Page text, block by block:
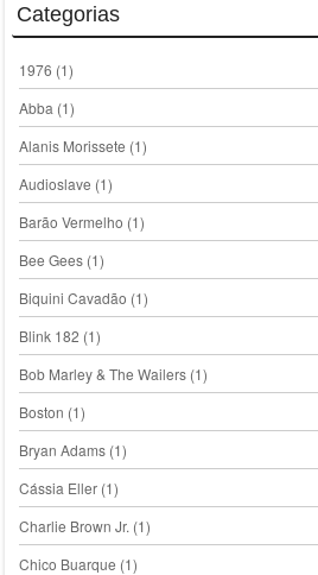
Categorias
1976 (1)
Abba (1)
Alanis Morissete (1)
Audioslave (1)
Barão Vermelho (1)
Bee Gees(1)
Biquini Cavadão (1)
Blink 182 (1)
Bob Marley & The Wailers(1)
Boston (1)
Bryan Adams(1)
Cássia Eller(1)
Charlie Brown Jr. (1)
Chico Buarque (1)